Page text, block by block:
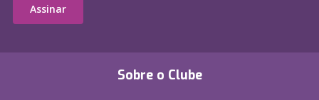
Sobre o Clube
Assinar